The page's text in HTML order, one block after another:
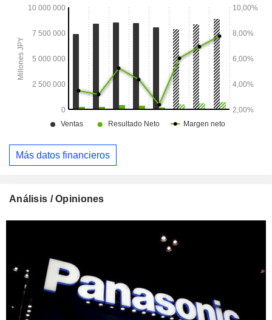
comunicación y entretenimiento (10,8%): sistemas de
entretenimiento y comunicación en vuelo, máquinas de
montaje de componentes electrónicos, equipos de
soldadura, proyectores, sistemas audiovisuales
profesionales, ordenadores, tabletas, sistemas y equipos de
comunicación móvil, etc.; - sistemas de almacenamiento de
energía (8,9%): baterías cilíndricas de iones de litio, baterías
secas, baterías primarias/secundarias de litio, baterías de
níquel e hidruro metálico, baterías de iones de litio, módulos
y sistemas de almacenamiento de energía; - otros (12,2%).
sigue: Japón (43,2%), China (13,4%), Asia (14,7%), América
(18,7%) y Europa (10%).
Más datos financieros
Análisis / Opiniones